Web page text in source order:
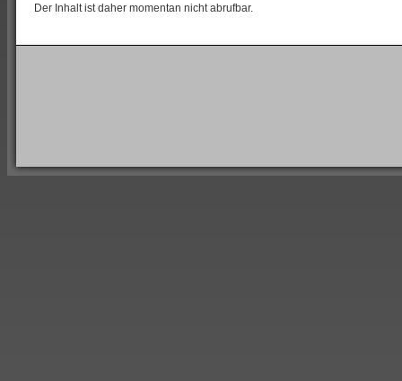
Der Inhalt ist daher momentan nicht abrufbar.